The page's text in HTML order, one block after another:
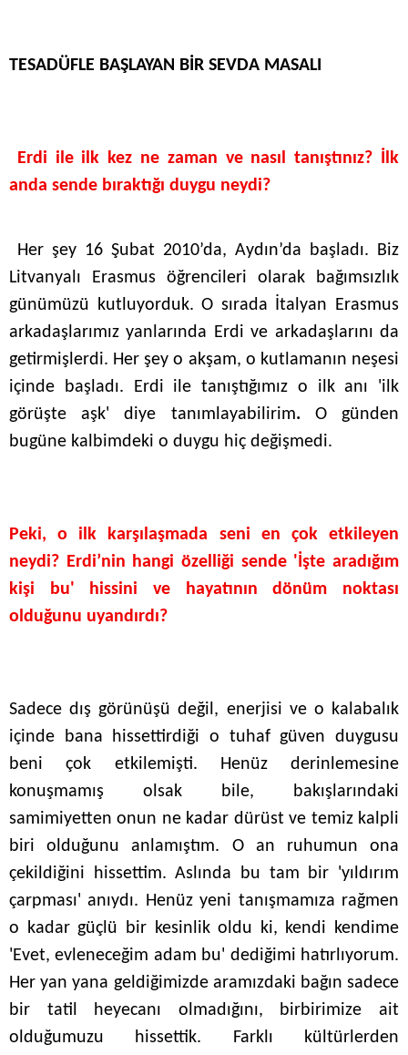
TESADÜFLE BAŞLAYAN BİR SEVDA MASALI
Erdi ile ilk kez ne zaman ve nasıl tanıştınız? İlk
anda sende bıraktığı duygu neydi?
Her şey 16 Şubat 2010’da, Aydın’da başladı. Biz
Litvanyalı Erasmus öğrencileri olarak bağımsızlık
günümüzü kutluyorduk. O sırada İtalyan Erasmus
arkadaşlarımız yanlarında Erdi ve arkadaşlarını da
getirmişlerdi. Her şey o akşam, o kutlamanın neşesi
içinde başladı. Erdi ile tanıştığımız o ilk anı 'ilk
görüşte aşk' diye tanımlayabilirim. O günden
bugüne kalbimdeki o duygu hiç değişmedi.
Peki, o ilk karşılaşmada seni en çok etkileyen
neydi? Erdi’nin hangi özelliği sende 'İşte aradığım
kişi bu' hissini ve hayatının dönüm noktası
olduğunu uyandırdı?
Sadece dış görünüşü değil, enerjisi ve o kalabalık
içinde bana hissettirdiği o tuhaf güven duygusu
beni çok etkilemişti. Henüz derinlemesine
konuşmamış olsak bile, bakışlarındaki
samimiyetten onun ne kadar dürüst ve temiz kalpli
biri olduğunu anlamıştım. O an ruhumun ona
çekildiğini hissettim. Aslında bu tam bir 'yıldırım
çarpması' anıydı. Henüz yeni tanışmamıza rağmen
o kadar güçlü bir kesinlik oldu ki, kendi kendime
'Evet, evleneceğim adam bu' dediğimi hatırlıyorum.
Her yan yana geldiğimizde aramızdaki bağın sadece
bir tatil heyecanı olmadığını, birbirimize ait
olduğumuzu hissettik. Farklı kültürlerden